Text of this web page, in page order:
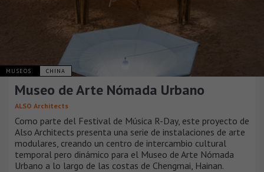
MUSEOS CHINA
Museo de Arte Nómada Urbano
ALSO Architects
Como parte del Festival de Música R-Day, este proyecto de
Also Architects presenta una serie de instalaciones de arte
modulares, creando un centro de intercambio cultural
temporal pero dinámico para el Museo de Arte Nómada
Urbano a lo largo de las costas de Chengmai, Hainan.